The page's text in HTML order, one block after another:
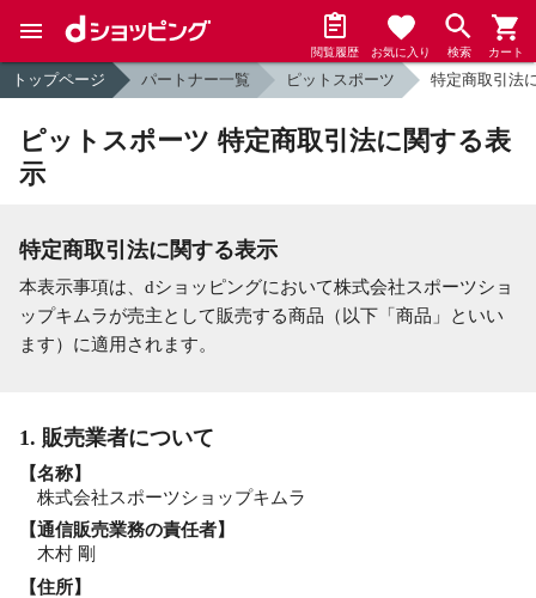
閲覧履歴 お気に入り 検索 カート
トップページ パートナー一覧 ピットスポーツ 特定商取引法
ピットスポーツ 特定商取引法に関する表
示
特定商取引法に関する表示
本表示事項は、dショッピングにおいて株式会社スポーツショ
ップキムラが売主として販売する商品（以下「商品」といい
ます）に適用されます。
1. 販売業者について
【名称】
株式会社スポーツショップキムラ
【通信販売業務の責任者】
木村 剛
【住所】